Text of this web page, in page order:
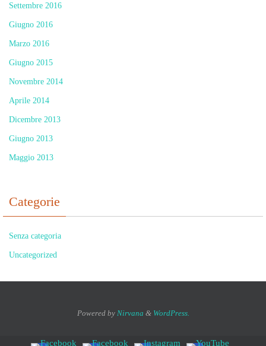
Settembre 2016
Giugno 2016
Marzo 2016
Giugno 2015
Novembre 2014
Aprile 2014
Dicembre 2013
Giugno 2013
Maggio 2013
Categorie
Senza categoria
Uncategorized
Powered by Nirvana & WordPress.